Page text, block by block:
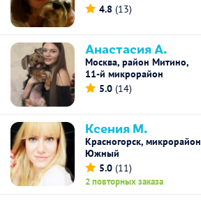
4.8 (13)
Анастасия А.
Москва, район Митино,
11-й микрорайон
5.0 (14)
Ксения М.
Красногорск, микрорайон
Южный
5.0 (11)
2 повторных заказа